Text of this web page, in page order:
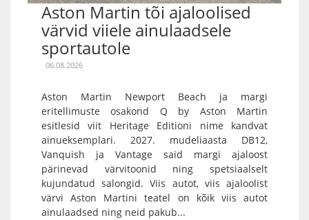
Aston Martin tõi ajaloolised
värvid viiele ainulaadsele
sportautole
06.08.2026
Aston Martin Newport Beach ja margi
eritellimuste osakond Q by Aston Martin
esitlesid viit Heritage Editioni nime kandvat
ainueksemplari. 2027. mudeliaasta DB12,
Vanquish ja Vantage said margi ajaloost
pärinevad värvitoonid ning spetsiaalselt
kujundatud salongid. Viis autot, viis ajaloolist
värvi Aston Martini teatel on kõik viis autot
ainulaadsed ning neid pakub...